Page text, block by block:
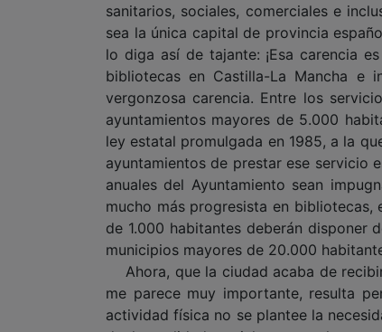
sanitarios, sociales, comerciales e
sea la única capital de provincia
lo diga así de tajante: ¡Esa carencia
bibliotecas en Castilla-La Mancha e
vergonzosa carencia. Entre los
ayuntamientos mayores de 5.000
ley estatal promulgada en 1985, a la
ayuntamientos de prestar ese servicio
anuales del Ayuntamiento sean
mucho más progresista en bibliotecas,
de 1.000 habitantes deberán disponer
municipios mayores de 20.000
Ahora, que la ciudad acaba de
me parece muy importante, resulta
actividad física no se plantee la